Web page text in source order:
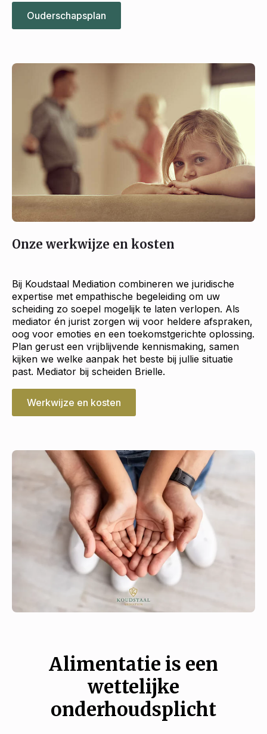
Ouderschapsplan
Onze werkwijze en kosten
Bij Koudstaal Mediation combineren we juridische
expertise met empathische begeleiding om uw
scheiding zo soepel mogelijk te laten verlopen. Als
mediator én jurist zorgen wij voor heldere afspraken,
oog voor emoties en een toekomstgerichte oplossing.
Plan gerust een vrijblijvende kennismaking, samen
kijken we welke aanpak het beste bij jullie situatie
past. Mediator bij scheiden Brielle.
Werkwijze en kosten
Alimentatie is een
wettelijke
onderhoudsplicht